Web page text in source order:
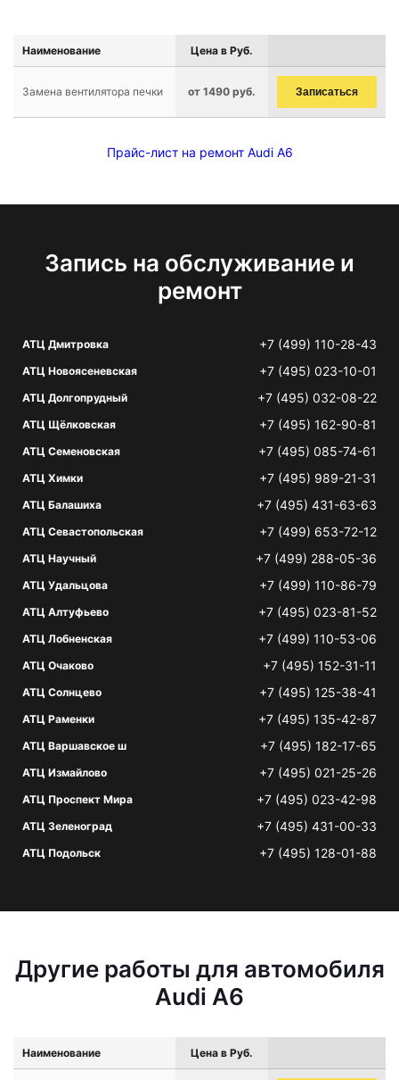
Наименование Цена в Руб.
Замена вентилятора печки от 1490 руб. Записаться
Прайс-лист на ремонт Audi A6
Запись на обслуживание и
ремонт
АТЦ Дмитровка +7 (499) 110-28-43
АТЦ Новоясеневская +7 (495) 023-10-01
АТЦ Долгопрудный +7 (495) 032-08-22
АТЦ Щёлковская +7 (495) 162-90-81
АТЦ Семеновская +7 (495) 085-74-61
АТЦ Химки +7 (495) 989-21-31
АТЦ Балашиха +7 (495) 431-63-63
АТЦ Севастопольская +7 (499) 653-72-12
АТЦ Научный +7 (499) 288-05-36
АТЦ Удальцова +7 (499) 110-86-79
АТЦ Алтуфьево +7 (495) 023-81-52
АТЦ Лобненская +7 (499) 110-53-06
АТЦ Очаково +7 (495) 152-31-11
АТЦ Солнцево +7 (495) 125-38-41
АТЦ Раменки +7 (495) 135-42-87
АТЦ Варшавское ш +7 (495) 182-17-65
АТЦ Измайлово +7 (495) 021-25-26
АТЦ Проспект Мира +7 (495) 023-42-98
АТЦ Зеленоград +7 (495) 431-00-33
АТЦ Подольск +7 (495) 128-01-88
Другие работы для автомобиля
Audi A6
Наименование Цена в Руб.